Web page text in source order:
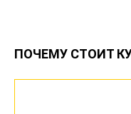
ПОЧЕМУ СТОИТ